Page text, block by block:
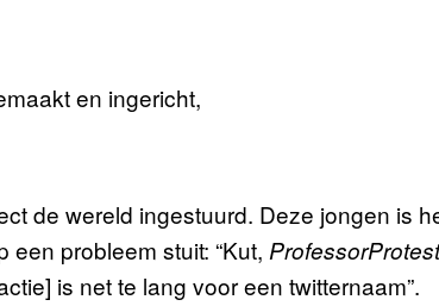
en ingericht,
de wereld ingestuurd. Deze jongen is
probleem stuit: “Kut, ProfessorProtest
is net te lang voor een twitternaam”.